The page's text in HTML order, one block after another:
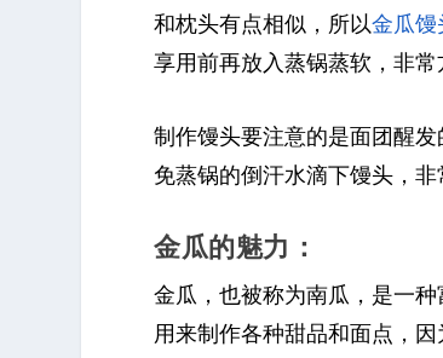
和枕头有点相似，所以金瓜馒
享用前再放入蒸锅蒸软，非常
制作馒头要注意的是面团醒
免蒸锅的倒汗水滴下馒头，非
金瓜的魅力：
金瓜，也被称为南瓜，是一
用来制作各种甜品和面点，